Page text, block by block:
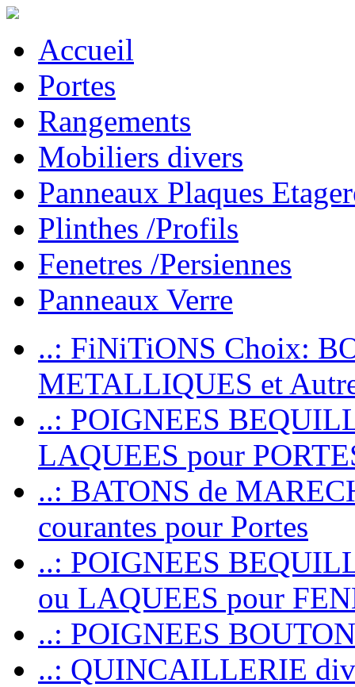
Accueil
Portes
Rangements
Mobiliers divers
Panneaux Plaques
Plinthes /Profils
Fenetres /Persiennes
Panneaux Verre
..: FiNiTiONS Choix:
METALLIQUES et
..: POIGNEES
LAQUEES pour
..: BATONS de
courantes pour Portes
..: POIGNEES
ou LAQUEES pour
..: POIGNEES
..: QUINCAILLERIE